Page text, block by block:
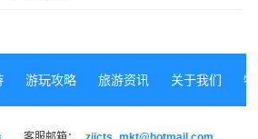
游玩攻略 旅游资讯 关于我们